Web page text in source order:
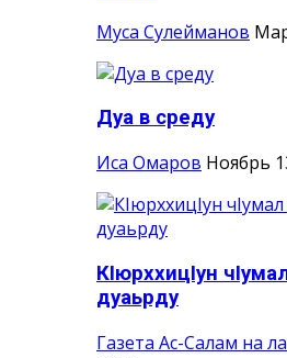
Муса Сулейманов
Дуа в среду
Иса Омаров Ноябрь
КIюрххицIун
дуаьрду
Газета Ас-Салам на